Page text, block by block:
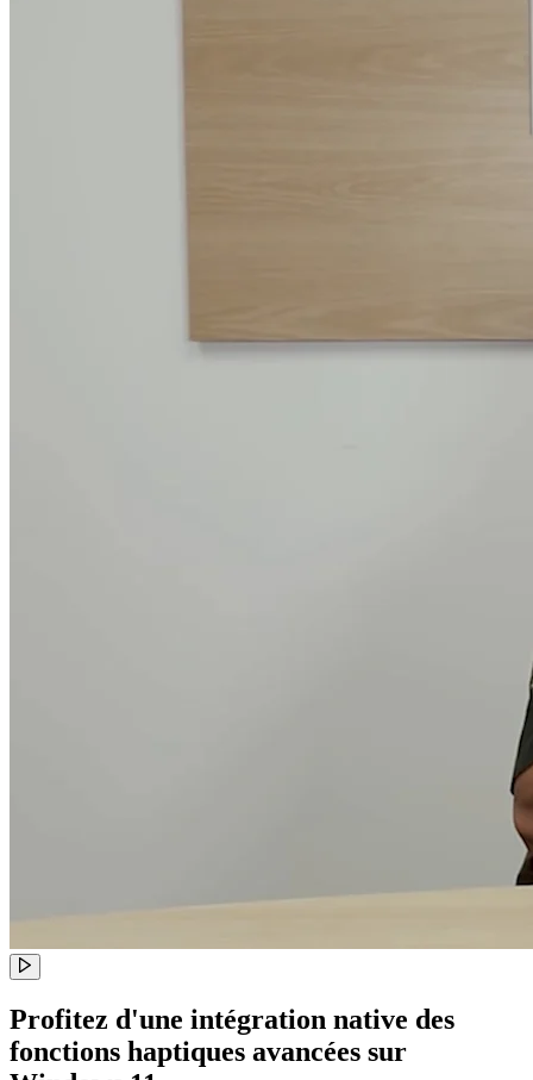
Profitez d'une intégration native des
fonctions haptiques avancées sur